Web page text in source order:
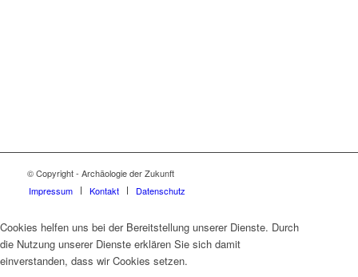
© Copyright - Archäologie der Zukunft
Impressum
Kontakt Datenschutz
Cookies helfen uns bei der Bereitstellung unserer Dienste. Durch
die Nutzung unserer Dienste erklären Sie sich damit
einverstanden, dass wir Cookies setzen.